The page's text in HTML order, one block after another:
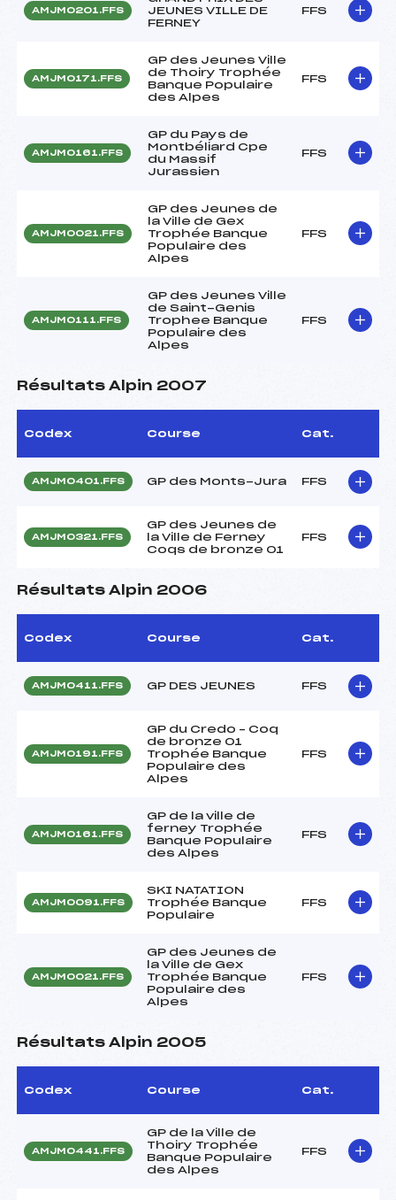
AMJM0201.FFS
JEUNES VILLE DE
FERNEY
FFS
AMJM0171.FFS
GP des Jeunes Ville
de Thoiry Trophée
Banque Populaire
des Alpes
FFS
AMJM0161.FFS
GP du Pays de
Montbéliard Cpe
du Massif
Jurassien
FFS
AMJM0021.FFS
GP des Jeunes de
la Ville de Gex
Trophée Banque
Populaire des
Alpes
FFS
AMJM0111.FFS
GP des Jeunes Ville
de Saint-Genis
Trophee Banque
Populaire des
Alpes
FFS
Résultats Alpin 2007
Codex Course Cat.
AMJM0401.FFS GP des Monts-Jura FFS
AMJM0321.FFS
GP des Jeunes de
la Ville de Ferney
Coqs de bronze 01
FFS
Résultats Alpin 2006
Codex Course Cat.
AMJM0411.FFS GP DES JEUNES FFS
AMJM0191.FFS
GP du Credo – Coq
de bronze 01
Trophée Banque
Populaire des
Alpes
FFS
AMJM0161.FFS
GP de la ville de
ferney Trophée
Banque Populaire
des Alpes
FFS
AMJM0091.FFS
SKI NATATION
Trophée Banque
Populaire
FFS
AMJM0021.FFS
GP des Jeunes de
la Ville de Gex
Trophée Banque
Populaire des
Alpes
FFS
Résultats Alpin 2005
Codex Course Cat.
AMJM0441.FFS
GP de la Ville de
Thoiry Trophée
Banque Populaire
des Alpes
FFS